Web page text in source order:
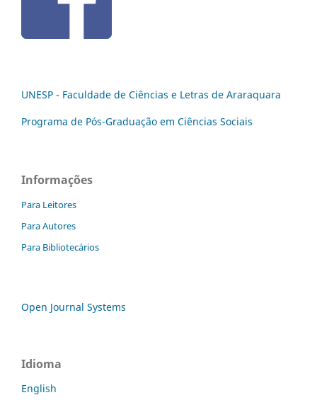
UNESP - Faculdade de Ciências e Letras de Araraquara
Programa de Pós-Graduação em Ciências Sociais
Informações
Para Leitores
Para Autores
Para Bibliotecários
Open Journal Systems
Idioma
English